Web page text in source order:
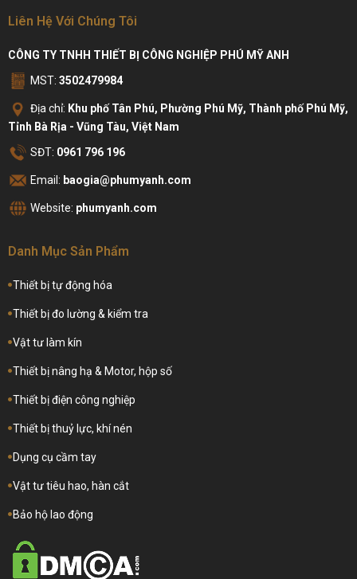
Liên Hệ Với Chúng Tôi
CÔNG TY TNHH THIẾT BỊ CÔNG NGHIỆP PHÚ MỸ ANH
MST: 3502479984
Địa chỉ: Khu phố Tân Phú, Phường Phú Mỹ, Thành phố Phú Mỹ,
Tỉnh Bà Rịa - Vũng Tàu, Việt Nam
SĐT: 0961 796 196
Email: baogia@phumyanh.com
Website: phumyanh.com
Danh Mục Sản Phẩm
Thiết bị tự động hóa
Thiết bị đo lường & kiểm tra
Vật tư làm kín
Thiết bị nâng hạ & Motor, hộp số
Thiết bị điện công nghiệp
Thiết bị thuỷ lực, khí nén
Dụng cụ cầm tay
Vật tư tiêu hao, hàn cắt
Bảo hộ lao động